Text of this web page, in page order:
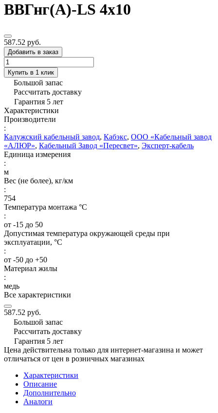
ВВГнг(А)-LS 4х10
587.52 руб.
Добавить в заказ
Купить в 1 клик
Большой запас
Рассчитать доставку
Гарантия 5 лет
Характеристики
Производители
:
Калужский кабельный завод, Кабэкс, ООО «Кабельный завод
«АЛЮР», Кабельный Завод «Пересвет», Эксперт-кабель
Единица измерения
:
м
Вес (не более), кг/км
:
754
Температура монтажа °C
:
от -15 до 50
Допустимая температура окружающей среды при
эксплуатации, °C
:
от -50 до +50
Материал жилы
:
медь
Все характеристики
587.52 руб.
Большой запас
Рассчитать доставку
Гарантия 5 лет
Цена действительна только для интернет-магазина и может
отличаться от цен в розничных магазинах
Характеристики
Описание
Дополнительно
Аналоги